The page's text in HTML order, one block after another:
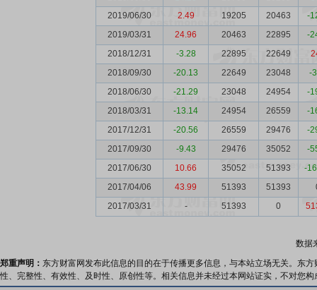
2019/06/30
2.49 19205 20463
-
2019/03/31
24.96 20463 22895
-
2018/12/31
-3.28 22895 22649
2018/09/30
-20.13 22649 23048
-
2018/06/30
-21.29 23048 24954
-
2018/03/31
-13.14 24954 26559
-
2017/12/31
-20.56 26559 29476
-
2017/09/30
-9.43 29476 35052
-
2017/06/30
10.66 35052 51393
-
2017/04/06
43.99 51393 51393
2017/03/31
- 51393 0
数据
郑重声明： 东方财富网发布此信息的目的在于传播更多信息，与本站立场无关。东
性、完整性、有效性、及时性、原创性等。相关信息并未经过本网站证实，不对您